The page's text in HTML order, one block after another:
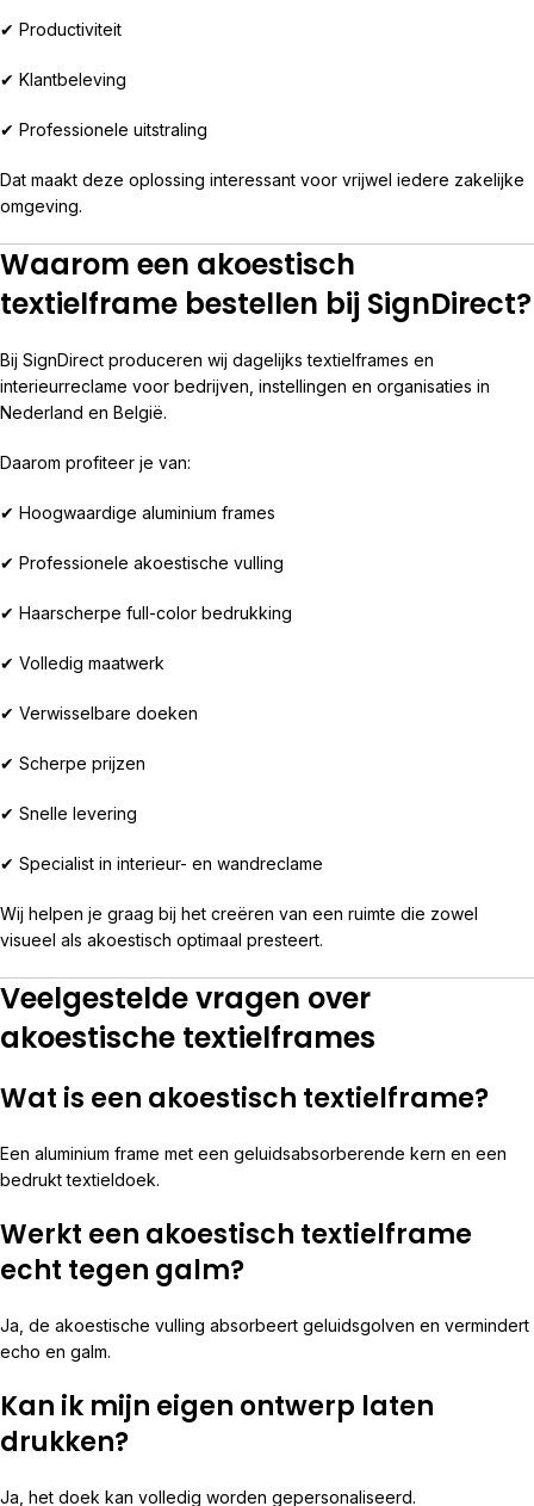
✔ Productiviteit
✔ Klantbeleving
✔ Professionele uitstraling
Dat maakt deze oplossing interessant voor vrijwel iedere zakelijke
omgeving.
Waarom een akoestisch
textielframe bestellen bij SignDirect?
Bij SignDirect produceren wij dagelijks textielframes en
interieurreclame voor bedrijven, instellingen en organisaties in
Nederland en België.
Daarom profiteer je van:
✔ Hoogwaardige aluminium frames
✔ Professionele akoestische vulling
✔ Haarscherpe full-color bedrukking
✔ Volledig maatwerk
✔ Verwisselbare doeken
✔ Scherpe prijzen
✔ Snelle levering
✔ Specialist in interieur- en wandreclame
Wij helpen je graag bij het creëren van een ruimte die zowel
visueel als akoestisch optimaal presteert.
Veelgestelde vragen over
akoestische textielframes
Wat is een akoestisch textielframe?
Een aluminium frame met een geluidsabsorberende kern en een
bedrukt textieldoek.
Werkt een akoestisch textielframe
echt tegen galm?
Ja, de akoestische vulling absorbeert geluidsgolven en vermindert
echo en galm.
Kan ik mijn eigen ontwerp laten
drukken?
Ja, het doek kan volledig worden gepersonaliseerd.